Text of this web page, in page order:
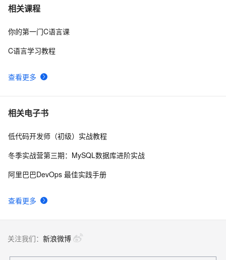
7 部署教程 | ResNet原理+PyTorch复现+ONNX+TensorRT
8 Golang 字符串([]string)数组转整型([]int)数组
相关课程
查看更多
你的第一门C语言课
C语言学习教程
相关电子书
查看更多
低代码开发师（初级）实战教程
冬季实战营第三期：MySQL数据库进阶实战
阿里巴巴DevOps 最佳实践手册
关注我们： 新浪微博